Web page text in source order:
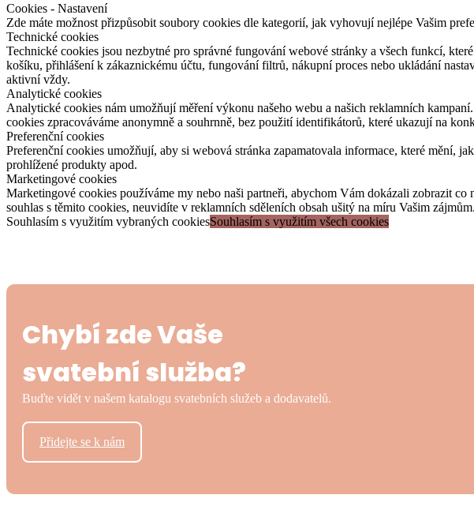
Cookies - Nastavení
Zde máte možnost přizpůsobit soubory cookies dle kategorií, jak vyhovují nejlépe Vašim
Technické cookies
Technické cookies jsou nezbytné pro správné fungování webové stránky a všech funkcí,
košíku, přihlášení k zákaznickému účtu, fungování filtrů, nákupní proces nebo ukládání
aktivní vždy.
Analytické cookies
Analytické cookies nám umožňují měření výkonu našeho webu a našich reklamních
cookies zpracováváme anonymně a souhrnně, bez použití identifikátorů, které ukazují na
Preferenční cookies
Preferenční cookies umožňují, aby si webová stránka zapamatovala informace, které mění,
prohlížené produkty apod.
Marketingové cookies
Marketingové cookies používáme my nebo naši partneři, abychom Vám dokázali zobrazit
souhlas s těmito cookies, neuvidíte v reklamních sděleních obsah ušitý na míru Vašim zájmům.
Souhlasím s využitím vybraných cookiesSouhlasím s využitím všech cookies
Chybí zde Vaše
svatební služba?
Buďte vidět v našem katalogu svatebních služeb a dodavatelů.
Přidejte se k nám